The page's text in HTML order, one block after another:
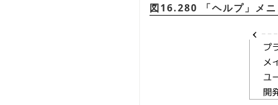
図16.280 「ヘルプ 」 メ